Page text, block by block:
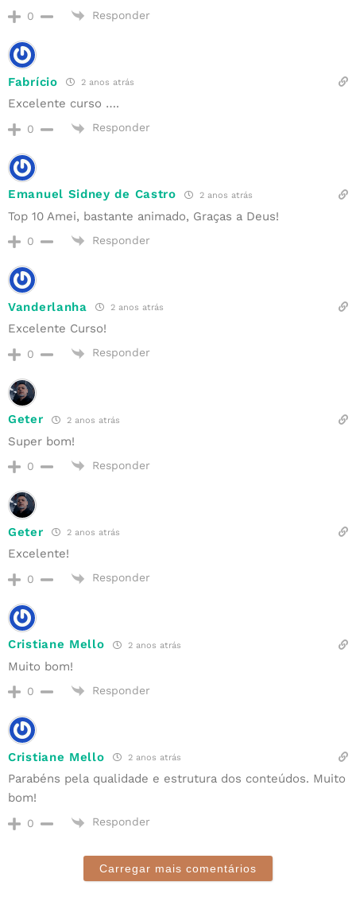
0 Responder
Fabrício 2 anos atrás
Excelente curso ….
0 Responder
Emanuel Sidney de Castro 2 anos atrás
Top 10 Amei, bastante animado, Graças a Deus!
0 Responder
Vanderlanha 2 anos atrás
Excelente Curso!
0 Responder
Geter 2 anos atrás
Super bom!
0 Responder
Geter 2 anos atrás
Excelente!
0 Responder
Cristiane Mello 2 anos atrás
Muito bom!
0 Responder
Cristiane Mello 2 anos atrás
Parabéns pela qualidade e estrutura dos conteúdos. Muito
bom!
0 Responder
Carregar mais comentários